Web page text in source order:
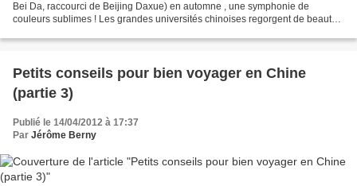
Bei Da, raccourci de Beijing Daxue) en automne , une symphonie de
couleurs sublimes ! Les grandes universités chinoises regorgent de beautés
Petits conseils pour bien voyager en Chine
(partie 3)
Publié le 14/04/2012 à 17:37
Par Jérôme Berny